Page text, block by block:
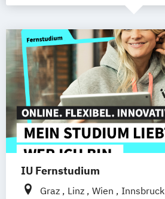
IU Fernstudium
Graz Linz Wien Innsbruck